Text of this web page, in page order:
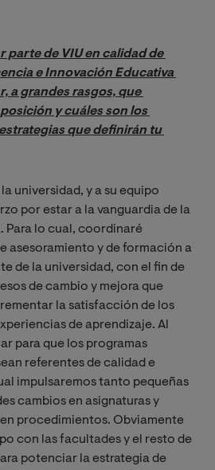
parte de VIU en calidad de
e Innovación Educativa
a grandes rasgos, que
y cuáles son los
que definirán tu
universidad, y a su equipo
por estar a la vanguardia de la
Para lo cual, coordinaré
asesoramiento y de formación a
de la universidad, con el fin de
de cambio y mejora que
la satisfacción de los
de aprendizaje. Al
para que los programas
referentes de calidad e
impulsaremos tanto pequeñas
cambios en asignaturas y
procedimientos. Obviamente
con las facultades y el resto de
potenciar la estrategia de